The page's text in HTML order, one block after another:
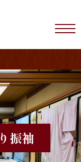
振袖